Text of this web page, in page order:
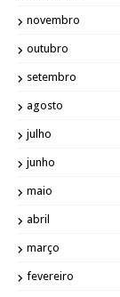
novembro
outubro
setembro
agosto
julho
junho
maio
abril
março
fevereiro